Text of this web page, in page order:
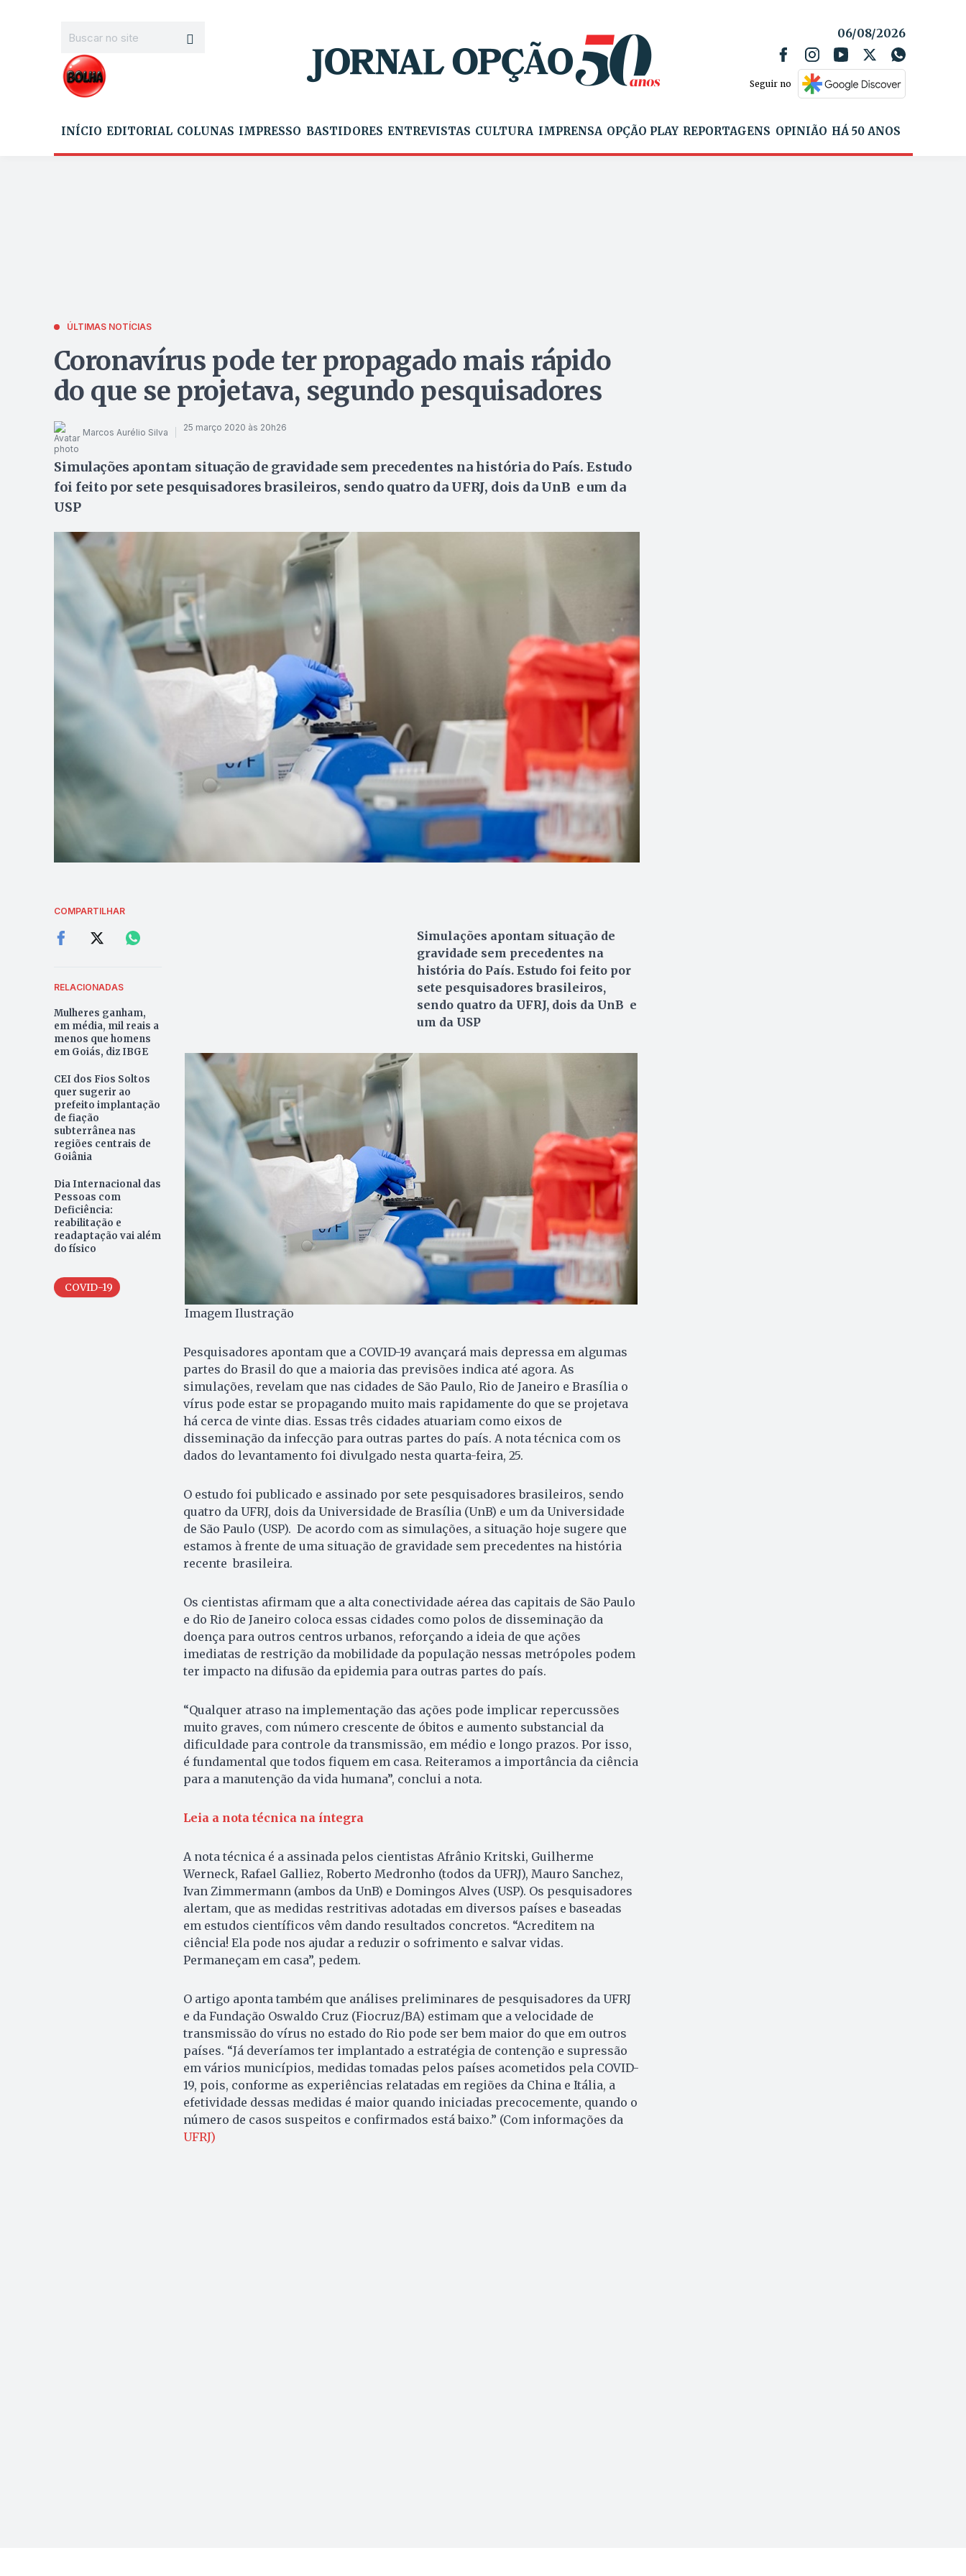
06/08/2026
Seguir no
INÍCIO EDITORIAL COLUNAS IMPRESSO BASTIDORES ENTREVISTAS CULTURA IMPRENSA OPÇÃO PLAY REPORTAGENS OPINIÃO HÁ 50 ANOS
ÚLTIMAS NOTÍCIAS
Coronavírus pode ter propagado mais rápido
do que se projetava, segundo pesquisadores
Marcos Aurélio Silva 25 março 2020 às 20h26
Simulações apontam situação de gravidade sem precedentes na história do País. Estudo
foi feito por sete pesquisadores brasileiros, sendo quatro da UFRJ, dois da UnB e um da
USP
COMPARTILHAR
RELACIONADAS
Mulheres ganham,
em média, mil reais a
menos que homens
em Goiás, diz IBGE
CEI dos Fios Soltos
quer sugerir ao
prefeito implantação
de fiação
subterrânea nas
regiões centrais de
Goiânia
Dia Internacional das
Pessoas com
Deficiência:
reabilitação e
readaptação vai além
do físico
COVID-19
Simulações apontam situação de
gravidade sem precedentes na
história do País. Estudo foi feito por
sete pesquisadores brasileiros,
sendo quatro da UFRJ, dois da UnB e
um da USP
Imagem Ilustração
Pesquisadores apontam que a COVID-19 avançará mais depressa em algumas
partes do Brasil do que a maioria das previsões indica até agora. As
simulações, revelam que nas cidades de São Paulo, Rio de Janeiro e Brasília o
vírus pode estar se propagando muito mais rapidamente do que se projetava
há cerca de vinte dias. Essas três cidades atuariam como eixos de
disseminação da infecção para outras partes do país. A nota técnica com os
dados do levantamento foi divulgado nesta quarta-feira, 25.
O estudo foi publicado e assinado por sete pesquisadores brasileiros, sendo
quatro da UFRJ, dois da Universidade de Brasília (UnB) e um da Universidade
de São Paulo (USP). De acordo com as simulações, a situação hoje sugere que
estamos à frente de uma situação de gravidade sem precedentes na história
recente brasileira.
Os cientistas afirmam que a alta conectividade aérea das capitais de São Paulo
e do Rio de Janeiro coloca essas cidades como polos de disseminação da
doença para outros centros urbanos, reforçando a ideia de que ações
imediatas de restrição da mobilidade da população nessas metrópoles podem
ter impacto na difusão da epidemia para outras partes do país.
“Qualquer atraso na implementação das ações pode implicar repercussões
muito graves, com número crescente de óbitos e aumento substancial da
dificuldade para controle da transmissão, em médio e longo prazos. Por isso,
é fundamental que todos fiquem em casa. Reiteramos a importância da ciência
para a manutenção da vida humana”, conclui a nota.
Leia a nota técnica na íntegra
A nota técnica é a assinada pelos cientistas Afrânio Kritski, Guilherme
Werneck, Rafael Galliez, Roberto Medronho (todos da UFRJ), Mauro Sanchez,
Ivan Zimmermann (ambos da UnB) e Domingos Alves (USP). Os pesquisadores
alertam, que as medidas restritivas adotadas em diversos países e baseadas
em estudos científicos vêm dando resultados concretos. “Acreditem na
ciência! Ela pode nos ajudar a reduzir o sofrimento e salvar vidas.
Permaneçam em casa”, pedem.
O artigo aponta também que análises preliminares de pesquisadores da UFRJ
e da Fundação Oswaldo Cruz (Fiocruz/BA) estimam que a velocidade de
transmissão do vírus no estado do Rio pode ser bem maior do que em outros
países. “Já deveríamos ter implantado a estratégia de contenção e supressão
em vários municípios, medidas tomadas pelos países acometidos pela COVID-
19, pois, conforme as experiências relatadas em regiões da China e Itália, a
efetividade dessas medidas é maior quando iniciadas precocemente, quando o
número de casos suspeitos e confirmados está baixo.” (Com informações da
UFRJ)